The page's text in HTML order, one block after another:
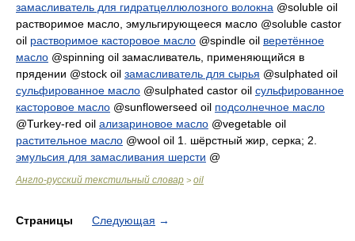
замасливатель для гидратцеллюлозного волокна @soluble oil
растворимое масло, эмульгирующееся масло @soluble castor
oil растворимое касторовое масло @spindle oil веретённое
масло @spinning oil замасливатель, применяющийся в
прядении @stock oil замасливатель для сырья @sulphated oil
сульфированное масло @sulphated castor oil сульфированное
касторовое масло @sunflowerseed oil подсолнечное масло
@Turkey-red oil ализариновое масло @vegetable oil
растительное масло @wool oil 1. шёрстный жир, серка; 2.
эмульсия для замасливания шерсти @
Англо-русский текстильный словар > oil
Страницы Следующая →